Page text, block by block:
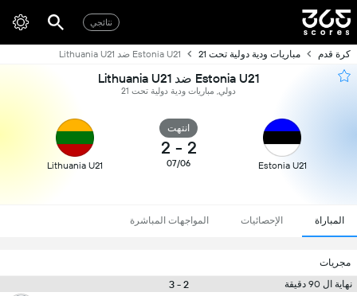
نتائجي
كرة قدم مباريات ودية دولية تحت 21 Estonia U21 ضد Lithuania U21
Estonia U21 ضد Lithuania U21
دولي, مباريات ودية دولية تحت 21
Estonia U21
انتهت
2
-
2
07/06
Lithuania U21
المباراة الإحصائيات المواجهات المباشرة
مجريات
نهاية ال 90 دقيقة
2 - 3